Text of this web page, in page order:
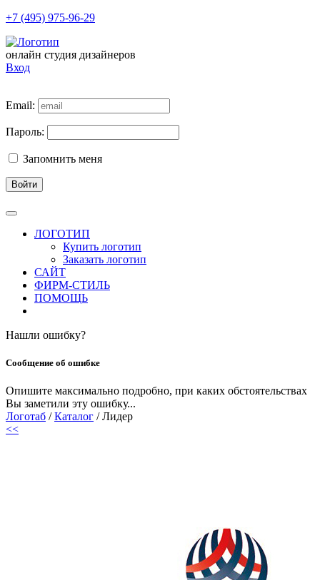
+7 (495) 975-96-29
онлайн студия дизайнеров
Вход
Email:
Пароль:
Запомнить меня
Войти
ЛОГОТИП
Купить логотип
Заказать логотип
САЙТ
ФИРМ-СТИЛЬ
ПОМОЩЬ
Нашли ошибку?
Сообщение об ошибке
Опишите максимально подробно, при каких обстоятельствах
Вы заметили эту ошибку...
Логотаб /Каталог / Лидер
<<